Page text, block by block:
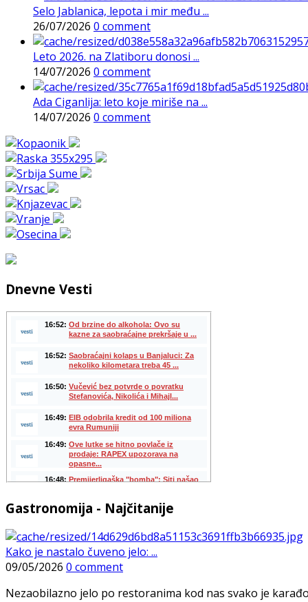
Selo Jablanica, lepota i mir među ...
26/07/2026 0 comment
Leto 2026. na Zlatiboru donosi ...
14/07/2026 0 comment
Ada Ciganlija: leto koje miriše na ...
14/07/2026 0 comment
Dnevne Vesti
Gastronomija - Najčitanije
Kako je nastalo čuveno jelo: ...
09/05/2026 0 comment
Nezaobilazno jelo po restoranima kod nas svako je